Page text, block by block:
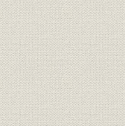
第4節 海外事業
第5節 組織・人
資料・年表
索引